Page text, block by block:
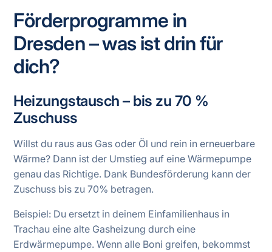
Förderprogramme in
Dresden – was ist drin für
dich?
Heizungstausch – bis zu 70 %
Zuschuss
Willst du raus aus Gas oder Öl und rein in erneuerbare
Wärme? Dann ist der Umstieg auf eine Wärmepumpe
genau das Richtige. Dank Bundesförderung kann der
Zuschuss bis zu 70% betragen.
Beispiel: Du ersetzt in deinem Einfamilienhaus in
Trachau eine alte Gasheizung durch eine
Erdwärmepumpe. Wenn alle Boni greifen, bekommst